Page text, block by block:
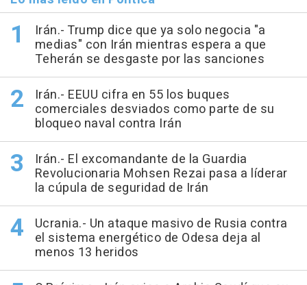
Irán.- Trump dice que ya solo negocia "a
medias" con Irán mientras espera a que
Teherán se desgaste por las sanciones
Irán.- EEUU cifra en 55 los buques
comerciales desviados como parte de su
bloqueo naval contra Irán
Irán.- El excomandante de la Guardia
Revolucionaria Mohsen Rezai pasa a líderar
la cúpula de seguridad de Irán
Ucrania.- Un ataque masivo de Rusia contra
el sistema energético de Odesa deja al
menos 13 heridos